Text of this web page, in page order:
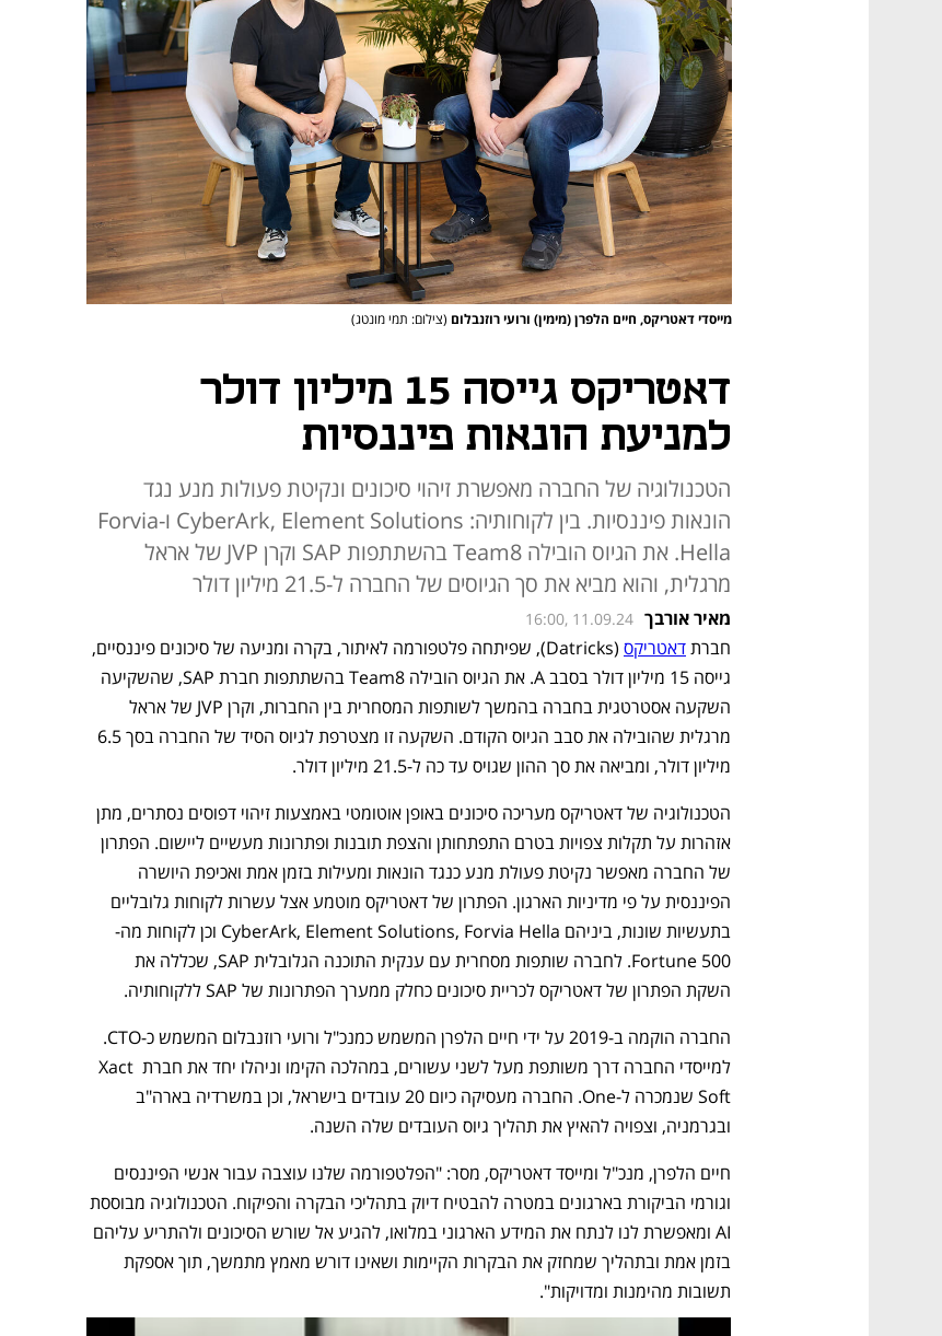
מייסדי דאטריקס, חיים הלפרן (מימין) ורועי רוזנבלום (צילום: תמי מונטג)
דאטריקס גייסה 15 מיליון דולר
למניעת הונאות פיננסיות
הטכנולוגיה של החברה מאפשרת זיהוי סיכונים ונקיטת פעולות מנע נגד
הונאות פיננסיות. בין לקוחותיה: CyberArk, Element Solutions ו-Forvia
Hella. את הגיוס הובילה Team8 בהשתתפות SAP וקרן JVP של אראל
מרגלית, והוא מביא את סך הגיוסים של החברה ל-21.5 מיליון דולר
מאיר אורבך 16:00, 11.09.24
חברת דאטריקס
מיליון דולר, ומביאה את סך ההון שגויס עד כה ל-21.5 מיליון דולר.
בתעשיות שונות, ביניהם CyberArk, Element Solutions, Forvia Hella וכן לקוחות מה-
השקת הפתרון של דאטריקס לכריית סיכונים כחלק ממערך הפתרונות של SAP ללקוחותיה.
למייסדי החברה דרך משותפת מעל לשני עשורים, במהלכה הקימו וניהלו יחד את חברת Xact
ובגרמניה, וצפויה להאיץ את תהליך גיוס העובדים שלה השנה.
תשובות מהימנות ומדויקות".